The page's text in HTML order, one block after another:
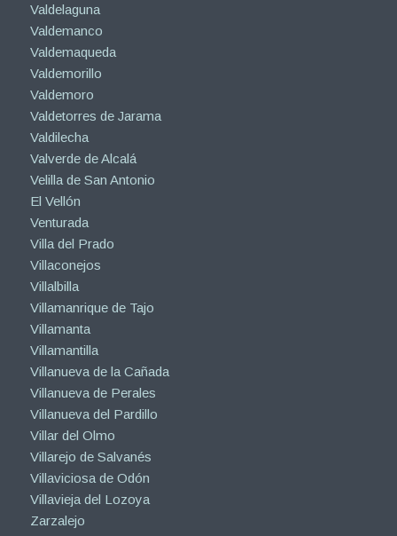
Valdelaguna
Valdemanco
Valdemaqueda
Valdemorillo
Valdemoro
Valdetorres de Jarama
Valdilecha
Valverde de Alcalá
Velilla de San Antonio
El Vellón
Venturada
Villa del Prado
Villaconejos
Villalbilla
Villamanrique de Tajo
Villamanta
Villamantilla
Villanueva de la Cañada
Villanueva de Perales
Villanueva del Pardillo
Villar del Olmo
Villarejo de Salvanés
Villaviciosa de Odón
Villavieja del Lozoya
Zarzalejo